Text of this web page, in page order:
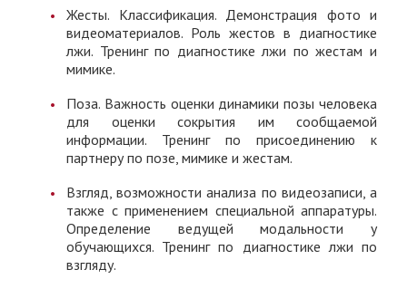
Жесты. Классификация. Демонстрация фото и
видеоматериалов. Роль жестов в диагностике
лжи. Тренинг по диагностике лжи по жестам и
мимике.
Поза. Важность оценки динамики позы человека
для оценки сокрытия им сообщаемой
информации. Тренинг по присоединению к
партнеру по позе, мимике и жестам.
Взгляд, возможности анализа по видеозаписи, а
также с применением специальной аппаратуры.
Определение ведущей модальности у
обучающихся. Тренинг по диагностике лжи по
взгляду.